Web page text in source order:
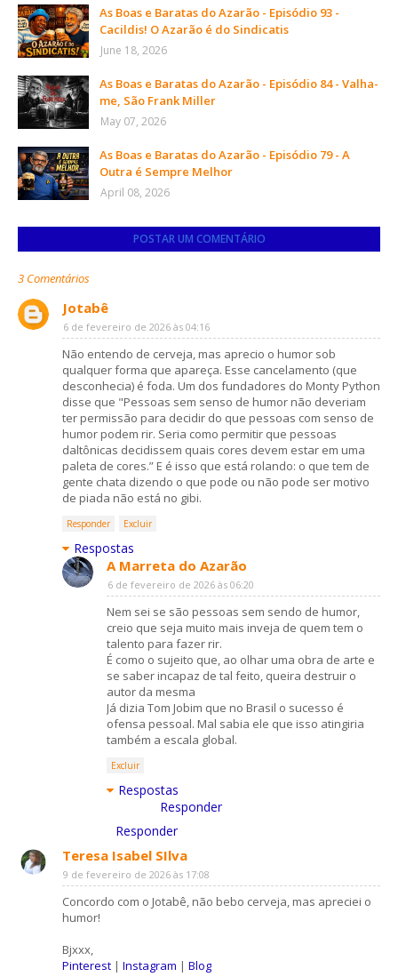
As Boas e Baratas do Azarão - Episódio 93 -
Cacildis! O Azarão é do Sindicatis
June 18, 2026
As Boas e Baratas do Azarão - Episódio 84 - Valha-
me, São Frank Miller
May 07, 2026
As Boas e Baratas do Azarão - Episódio 79 - A
Outra é Sempre Melhor
April 08, 2026
POSTAR UM COMENTÁRIO
3 Comentários
Jotabê
6 de fevereiro de 2026 às 04:16
Não entendo de cerveja, mas aprecio o humor sob
qualquer forma que apareça. Esse cancelamento (que
desconhecia) é foda. Um dos fundadores do Monty Python
disse que "Pessoas sem senso de humor não deveriam
ter permissão para decidir do que pessoas com senso de
humor podem rir. Seria como permitir que pessoas
daltônicas decidissem quais cores devem estar em uma
paleta de cores.” E é isso que está rolando: o que tem de
gente chata dizendo o que pode ou não pode ser motivo
de piada não está no gibi.
Responder Excluir
Respostas
A Marreta do Azarão
6 de fevereiro de 2026 às 06:20
Nem sei se são pessoas sem sendo de humor,
creio que seja muito mais inveja de quem tem o
talento para fazer rir.
É como o sujeito que, ao olhar uma obra de arte e
se saber incapaz de tal feito, queira destruir o
autor da mesma
Já dizia Tom Jobim que no Brasil o sucesso é
ofensa pessoal. Mal sabia ele que isso atingiria
também a escala global.
Excluir
Respostas
Responder
Responder
Teresa Isabel SIlva
9 de fevereiro de 2026 às 17:08
Concordo com o Jotabê, não bebo cerveja, mas apreciei o
humor!
Bjxxx,
Pinterest | Instagram | Blog